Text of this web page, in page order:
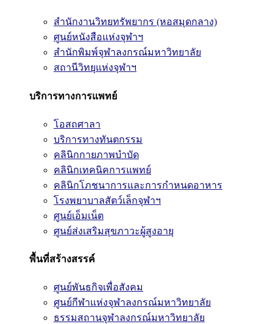
สำนักงานวิทยทรัพยากร (หอสมุดกลาง)
ศูนย์หนังสือแห่งจุฬาฯ
สำนักพิมพ์จุฬาลงกรณ์มหาวิทยาลัย
สถานีวิทยุแห่งจุฬาฯ
บริการทางการแพทย์
โอสถศาลา
บริการทางทันตกรรม
คลินิกกายภาพบำบัด
คลินิกเทคนิคการแพทย์
คลินิกโภชนาการและการกำหนดอาหาร
โรงพยาบาลสัตว์เล็กจุฬาฯ
ศูนย์เอ็มเน็ต
ศูนย์ส่งเสริมสุขภาวะผู้สูงอายุ
พื้นที่สร้างสรรค์
ศูนย์พันธกิจเพื่อสังคม
ศูนย์กีฬาแห่งจุฬาลงกรณ์มหาวิทยาลัย
ธรรมสถานจุฬาลงกรณ์มหาวิทยาลัย